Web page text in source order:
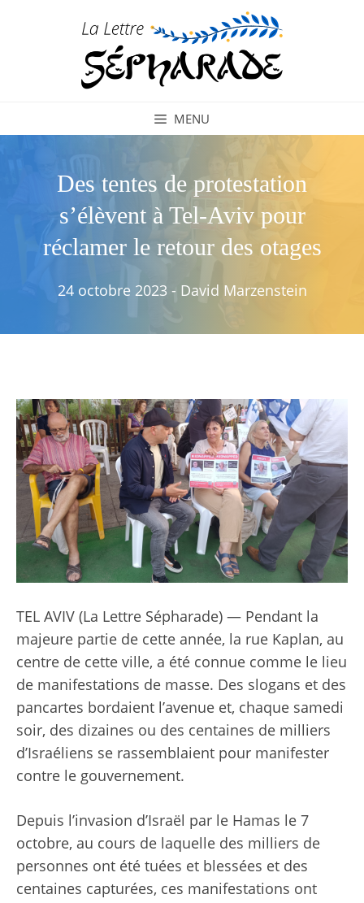
MENU
Des tentes de protestation
s’élèvent à Tel-Aviv pour
réclamer le retour des otages
24 octobre 2023 - David Marzenstein
TEL AVIV (La Lettre Sépharade) — Pendant la
majeure partie de cette année, la rue Kaplan, au
centre de cette ville, a été connue comme le lieu
de manifestations de masse. Des slogans et des
pancartes bordaient l’avenue et, chaque samedi
soir, des dizaines ou des centaines de milliers
d’Israéliens se rassemblaient pour manifester
contre le gouvernement.
Depuis l’invasion d’Israël par le Hamas le 7
octobre, au cours de laquelle des milliers de
personnes ont été tuées et blessées et des
centaines capturées, ces manifestations ont